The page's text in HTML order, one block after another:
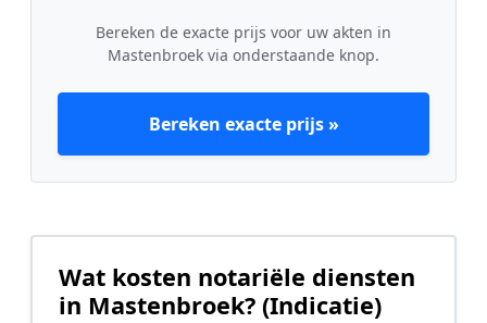
Bereken de exacte prijs voor uw akten in
Mastenbroek via onderstaande knop.
Bereken exacte prijs »
Wat kosten notariële diensten
in Mastenbroek? (Indicatie)